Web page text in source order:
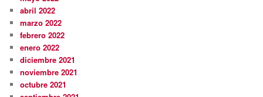
abril 2022
marzo 2022
febrero 2022
enero 2022
diciembre 2021
noviembre 2021
octubre 2021